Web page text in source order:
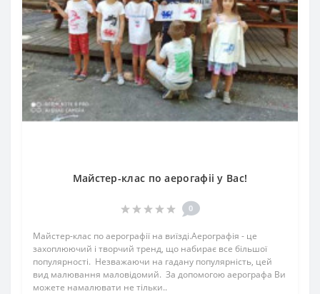
Майстер-клас по аерогафіі у Вас!
0
Майстер-клас по аерографії на виїзді.Аерографія - це
захоплюючий і творчий тренд, що набирає все більшої
популярності. Незважаючи на гадану популярність, цей
вид малювання маловідомий. За допомогою аерографа Ви
можете намалювати не тільки..